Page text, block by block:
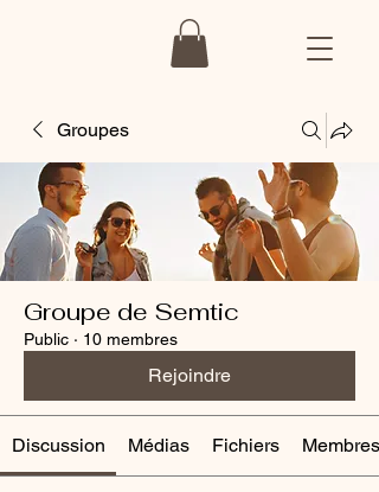
Groupes
Groupe de Semtic
Public · 10 membres
Rejoindre
Discussion Médias Fichiers Membres